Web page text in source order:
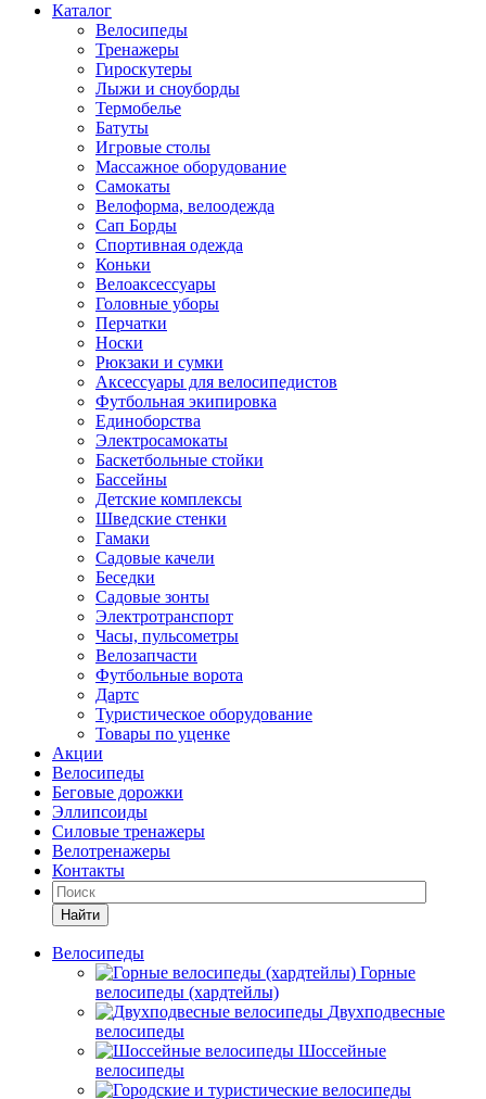
Каталог
Велосипеды
Тренажеры
Гироскутеры
Лыжи и сноуборды
Термобелье
Батуты
Игровые столы
Массажное оборудование
Самокаты
Велоформа, велоодежда
Сап Борды
Спортивная одежда
Коньки
Велоаксессуары
Головные уборы
Перчатки
Носки
Рюкзаки и сумки
Аксессуары для велосипедистов
Футбольная экипировка
Единоборства
Электросамокаты
Баскетбольные стойки
Бассейны
Детские комплексы
Шведские стенки
Гамаки
Садовые качели
Беседки
Садовые зонты
Электротранспорт
Часы, пульсометры
Велозапчасти
Футбольные ворота
Дартс
Туристическое оборудование
Товары по уценке
Акции
Велосипеды
Беговые дорожки
Эллипсоиды
Силовые тренажеры
Велотренажеры
Контакты
Найти
Велосипеды
Горные
велосипеды (хардтейлы)
Двухподвесные
велосипеды
Шоссейные
велосипеды